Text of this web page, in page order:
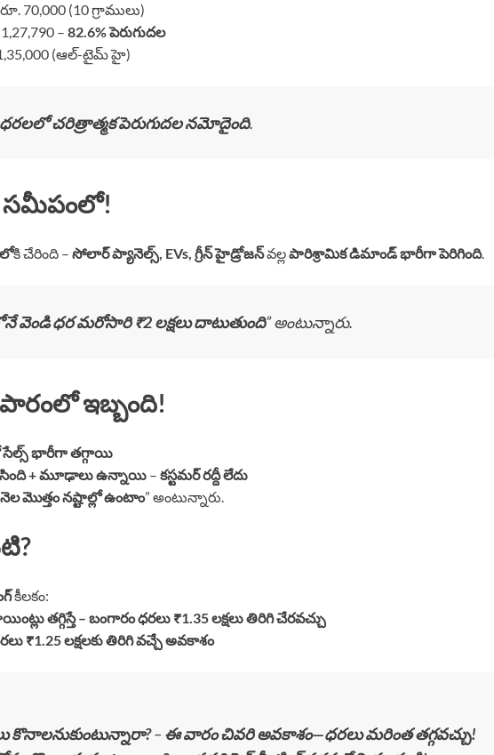
70,000 (10 గ్రాములు)
– 82.6% పెరుగుదల
(ఆల్-టైమ్ హై)
చరిత్రాత్మక పెరుగుదల నమోదైంది.
సమీపంలో!
కి చేరింది – సోలార్ ప్యానెల్స్, EVs, గ్రీన్ హైడ్రోజన్వల్లపారిశ్రామిక డిమాండ్ భారీగా పెరిగింది.
వెండి ధర మరోసారి ₹2 లక్షలు దాటుతుంది” అంటున్నారు.
ఇబ్బంది!
సేల్స్ భారీగా తగ్గాయి
+ మూఢాలు ఉన్నాయి – కస్టమర్ రద్దీ లేదు
మొత్తం నష్టాల్లో ఉంటాం” అంటున్నారు.
కీలకం:
తగ్గిస్తే – బంగారం ధరలు ₹1.35 లక్షలు తిరిగి చేరవచ్చు
₹1.25 లక్షలకు తిరిగి వచ్చే అవకాశం
కొనాలనుకుంటున్నారా?– ఈ వారం చివరి అవకాశం—ధరలు మరింత తగ్గవచ్చు!